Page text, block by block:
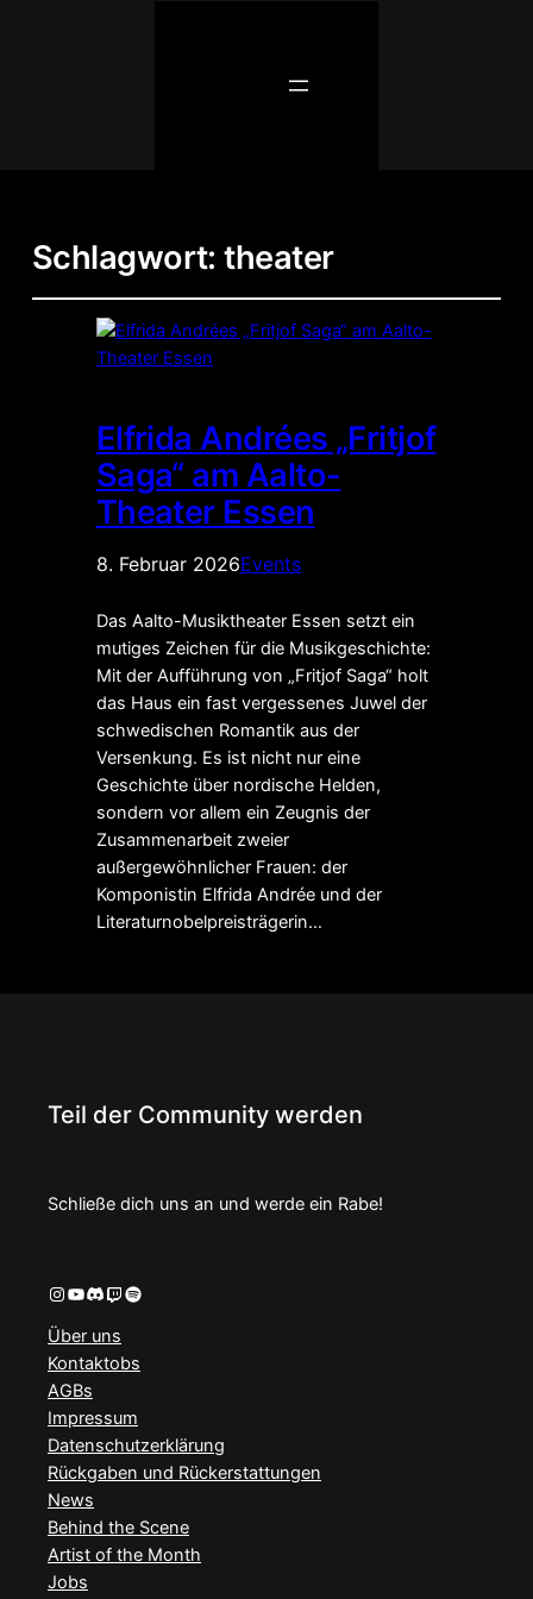
Schlagwort:theater
Elfrida Andrées „Fritjof
Saga“ am Aalto-
Theater Essen
8. Februar 2026Events
Das Aalto-Musiktheater Essen setzt ein
mutiges Zeichen für die Musikgeschichte:
Mit der Aufführung von „Fritjof Saga“ holt
das Haus ein fast vergessenes Juwel der
schwedischen Romantik aus der
Versenkung. Es ist nicht nur eine
Geschichte über nordische Helden,
sondern vor allem ein Zeugnis der
Zusammenarbeit zweier
außergewöhnlicher Frauen: der
Komponistin Elfrida Andrée und der
Literaturnobelpreisträgerin…
Teil der Community werden
Schließe dich uns an und werde ein Rabe!
Instagram YouTube Discord Twitch Spotify
Über uns
Kontaktobs
AGBs
Impressum
Datenschutzerklärung
Rückgaben und Rückerstattungen
News
Behind the Scene
Artist of the Month
Jobs